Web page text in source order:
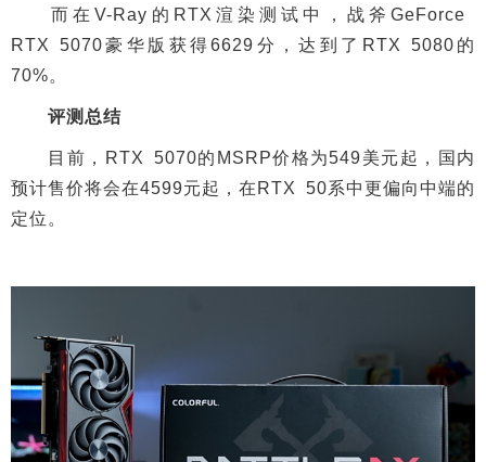
而在V-Ray的RTX渲染测试中，战斧GeForce
RTX 5070豪华版获得6629分，达到了RTX 5080的
70%。
评测总结
目前，RTX 5070的MSRP价格为549美元起，国内
预计售价将会在4599元起，在RTX 50系中更偏向中端的
定位。